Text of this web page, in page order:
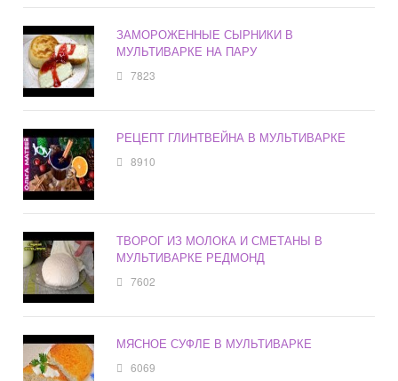
ЗАМОРОЖЕННЫЕ СЫРНИКИ В
МУЛЬТИВАРКЕ НА ПАРУ
7823
РЕЦЕПТ ГЛИНТВЕЙНА В МУЛЬТИВАРКЕ
8910
ТВОРОГ ИЗ МОЛОКА И СМЕТАНЫ В
МУЛЬТИВАРКЕ РЕДМОНД
7602
МЯСНОЕ СУФЛЕ В МУЛЬТИВАРКЕ
6069